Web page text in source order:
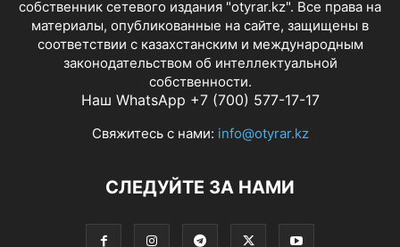
собственник сетевого издания "otyrar.kz". Все права на
материалы, опубликованные на сайте, защищены в
соответствии с казахстанским и международным
законодательством об интеллектуальной
собственности.
Наш WhatsApp +7 (700) 577-17-17
Свяжитесь с нами: info@otyrar.kz
СЛЕДУЙТЕ ЗА НАМИ